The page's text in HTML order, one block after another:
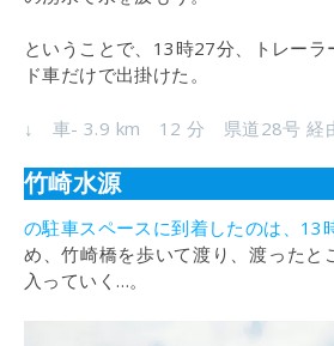
ということで、13時27分、トレーラ
ド車だけで出掛けた。
↓ 車- 3.9 km 12 分 県道28号 経
竹崎水源
の駐車スペースに到着したのは、13
め、竹崎橋を歩いて渡り、渡ったと
入っていく…。